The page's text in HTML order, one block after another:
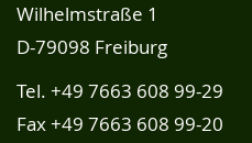
Wilhelmstraße 1
D-79098 Freiburg
Tel. +49 7663 608 99-29
Fax +49 7663 608 99-20